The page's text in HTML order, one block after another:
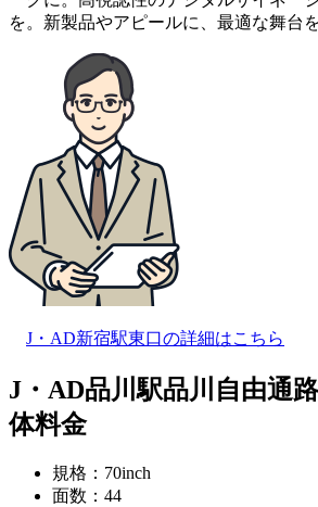
を。新製品やアピールに、最適な舞台
J・AD新宿駅東口の詳細はこちら
J・AD品川駅品川自由通
体料金
規格：70inch
面数：44